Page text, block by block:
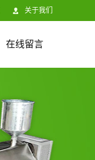
关于我们
在线留言